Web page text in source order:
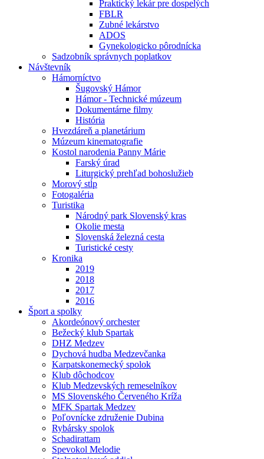
Praktický lekár pre dospelých
FBLR
Zubné lekárstvo
ADOS
Gynekologicko pôrodnícka
Sadzobník správnych poplatkov
Návštevník
Hámorníctvo
Šugovský Hámor
Hámor - Technické múzeum
Dokumentárne filmy
História
Hvezdáreň a planetárium
Múzeum kinematografie
Kostol narodenia Panny Márie
Farský úrad
Liturgický prehľad bohoslužieb
Morový stĺp
Fotogaléria
Turistika
Národný park Slovenský kras
Okolie mesta
Slovenská železná cesta
Turistické cesty
Kronika
2019
2018
2017
2016
Šport a spolky
Akordeónový orchester
Bežecký klub Spartak
DHZ Medzev
Dychová hudba Medzevčanka
Karpatskonemecký spolok
Klub dôchodcov
Klub Medzevských remeselníkov
MS Slovenského Červeného Kríža
MFK Spartak Medzev
Poľovnícke združenie Dubina
Rybársky spolok
Schadirattam
Spevokol Melodie